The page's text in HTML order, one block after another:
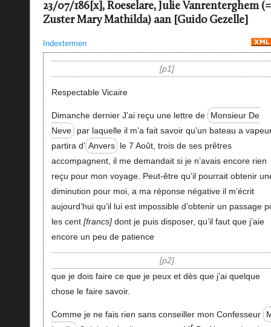
23/07/186[x], Roeselare, Julie Vanrenterghem (=
Zuster Mary Mathilda) aan [Guido Gezelle]
Indextermen
p1
Respectable Vicaire
Dimanche dernier J’ai reçu une lettre de
Monsieur De
Neve par laquelle il m’a fait savoir qu’un bateau a
partira d’ Anvers le 7 Août, trois de ses prêtres
accompagnent, il me demandait si je n’avais encore rien
reçu pour mon voyage. Peut-être qu’il pourrait obtenir
diminution pour moi, a ma réponse négative il m’écrit
aujourd’hui qu’il lui est impossible d’obtenir un passage
les cent francs dont je puis disposer, qu’il faut que j’aie
encore un peu de patience
p2
que je dois faire ce que je peux et dès que j’ai quelque
chose le faire savoir.
Comme je ne fais rien sans conseiller mon Confesseur